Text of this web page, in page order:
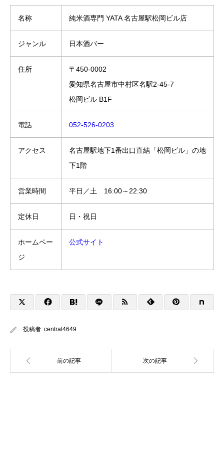
名称 純米酒専門 YATA 名古屋駅松岡ビル店
ジャンル 日本酒バー
住所
〒450-0002
愛知県名古屋市中村区名駅2-45-7
松岡ビル B1F
電話 052-526-0203
アクセス
名古屋駅地下1番出口直結「松岡ビル」の地
下1階
営業時間 平日／土 16:00～22:30
定休日 日・祝日
ホームペー
ジ
公式サイト
投稿者: central4649